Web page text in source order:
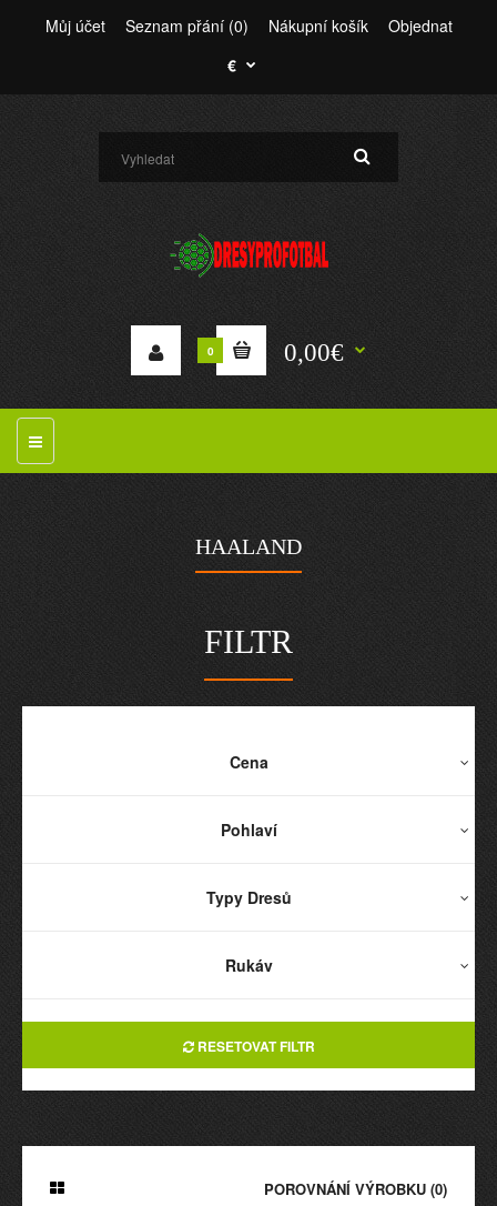
Můj účet Seznam přání (0) Nákupní košík
Objednat
€
0 0,00€
HAALAND
FILTR
Cena
Pohlaví
Typy Dresů
Rukáv
RESETOVAT FILTR
POROVNÁNÍ VÝROBKU (0)